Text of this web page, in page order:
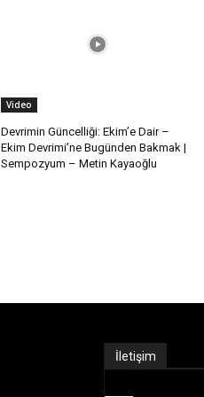
Video
Devrimin Güncelliği: Ekim’e Dair –
Ekim Devrimi’ne Bugünden Bakmak |
Sempozyum – Metin Kayaoğlu
İletişim